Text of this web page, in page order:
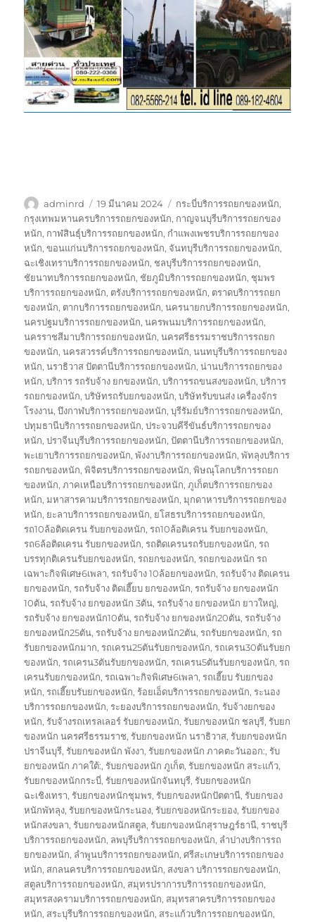
ผู้
เขียน
adminrd
เขียน
เมื่อ
19 มีนาคม 2024
ป้าย
กำกับ
กระบี่บริการรถยกของหนัก,
กรุงเทพมหานครบริการรถยกของหนัก, กาญจนบุรีบริการรถยกของ
หนัก, กาฬสินธุ์บริการรถยกของหนัก, กำแพงเพชรบริการรถยกของ
หนัก,ขอนแก่นบริการรถยกของหนัก, จันทบุรีบริการรถยกของหนัก,
ฉะเชิงเทราบริการรถยกของหนัก, ชลบุรีบริการรถยกของหนัก,
ชัยนาทบริการรถยกของหนัก, ชัยภูมิบริการรถยกของหนัก, ชุมพร
บริการรถยกของหนัก, ตรังบริการรถยกของหนัก, ตราดบริการรถยก
ของหนัก, ตากบริการรถยกของหนัก,นครนายกบริการรถยกของหนัก,
นครปฐมบริการรถยกของหนัก,นครพนมบริการรถยกของหนัก,
นครราชสีมาบริการรถยกของหนัก,นครศรีธรรมราชบริการรถยก
ของหนัก,นครสวรรค์บริการรถยกของหนัก,นนทบุรีบริการรถยกของ
หนัก,นราธิวาส ปัตตานีบริการรถยกของหนัก,น่านบริการรถยกของ
หนัก,บริการ รถรับจ้าง ยกของหนัก,บริการรถขนสงของหนัก,บริการ
รถยกของหนัก,บริษัทรถรับยกของหนัก,บริษัทรับขนส่ง เครื่องจักร
โรงงาน,บึงกาฬบริการรถยกของหนัก,บุรีรัมย์บริการรถยกของหนัก,
ปทุมธานีบริการรถยกของหนัก,ประจวบคีรีขันธ์บริการรถยกของ
หนัก,ปราจีนบุรีบริการรถยกของหนัก,ปัตตานีบริการรถยกของหนัก,
พะเยาบริการรถยกของหนัก,พังงาบริการรถยกของหนัก,พัทลุงบริการ
รถยกของหนัก,พิจิตรบริการรถยกของหนัก,พิษณุโลกบริการรถยก
ของหนัก,ภาคเหนือบริการรถยกของหนัก,ภูเก็ตบริการรถยกของ
หนัก,มหาสารคามบริการรถยกของหนัก,มุกดาหารบริการรถยกของ
หนัก, ยะลาบริการรถยกของหนัก, ยโสธรบริการรถยกของหนัก,
รถ10ล้อติดเครน รับยกของหนัก,รถ10ล้อติเครน รับยกของหนัก,
รถ6ล้อติดเครน รับยกของหนัก,รถติดเครนรถรับยกของหนัก,รถ
บรรทุกติเครนรับยกของหนัก,รถยกของหนัก,รถยกของหนัก รถ
เฉพาะกิจพิเศษ6เพลา,รถรับจ้าง 10ล้อยกของหนัก,รถรับจ้าง ติดเครน
ยกของหนัก,รถรับจ้าง ติดเฮี๊ยบ ยกของหนัก,รถรับจ้าง ยกของหนัก
10ตัน,รถรับจ้าง ยกของหนัก 3ตัน,รถรับจ้าง ยกของหนัก ยาวใหญ่,
รถรับจ้าง ยกของหนัก10ตัน,รถรับจ้าง ยกของหนัก20ตัน,รถรับจ้าง
ยกของหนัก25ตัน,รถรับจ้าง ยกของหนัก2ตัน,รถรับยกของหนัก,รถ
รับยกของหนักมาก,รถเครน25ตันรับยกของหนัก,รถเครน30ตันรับยก
ของหนัก,รถเครน3ตันรับยกของหนัก,รถเครน5ตันรับยกของหนัก,รถ
เครนรับยกของหนัก,รถเฉพาะกิจพิเศษ6เพลา,รถเฮี๊ยบ รับยกของ
หนัก,รถเฮี๊ยบรับยกของหนัก,ร้อยเอ็ดบริการรถยกของหนัก,ระนอง
บริการรถยกของหนัก,ระยองบริการรถยกของหนัก,รับจ้างยกของ
หนัก,รับจ้างรถเทรลเลอร์ รับยกของหนัก,รับยกของหนัก ชลบุรี,รับยก
ของหนัก นครศรีธรรมราช,รับยกของหนัก นราธิวาส,รับยกของหนัก
ปราจีนบุรี,รับยกของหนัก พังงา,รับยกของหนัก ภาคตะวันออก:,รับ
ยกของหนัก ภาคใต้:,รับยกของหนัก ภูเก็ต,รับยกของหนัก สระแก้ว,
รับยกของหนักกระบี่,รับยกของหนักจันทบุรี,รับยกของหนัก
ฉะเชิงเทรา,รับยกของหนักชุมพร,รับยกของหนักปัตตานี,รับยกของ
หนักพัทลุง,รับยกของหนักระนอง,รับยกของหนักระยอง,รับยกของ
หนักสงขลา,รับยกของหนักสตูล,รับยกของหนักสุราษฎร์ธานี,ราชบุรี
บริการรถยกของหนัก, ลพบุรีบริการรถยกของหนัก, ลำปางบริการรถ
ยกของหนัก, ลำพูนบริการรถยกของหนัก,ศรีสะเกษบริการรถยกของ
หนัก, สกลนครบริการรถยกของหนัก, สงขลา บริการรถยกของหนัก,
สตูลบริการรถยกของหนัก, สมุทรปราการบริการรถยกของหนัก,
สมุทรสงครามบริการรถยกของหนัก, สมุทรสาครบริการรถยกของ
หนัก, สระบุรีบริการรถยกของหนัก, สระแก้วบริการรถยกของหนัก,